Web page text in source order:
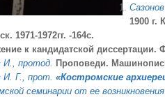
1900 г.
1971-1972гг. -164с.
к кандидатской
И., протод. Проповеди.
И. Г., прот. «Костромские
семинарии от ее